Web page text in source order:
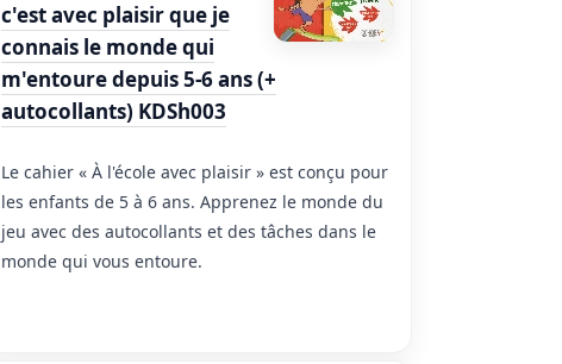
c'est avec plaisir que je
connais le monde qui
m'entoure depuis 5-6 ans (+
autocollants) KDSh003
Le cahier « À l'école avec plaisir » est conçu pour
les enfants de 5 à 6 ans. Apprenez le monde du
jeu avec des autocollants et des tâches dans le
monde qui vous entoure.